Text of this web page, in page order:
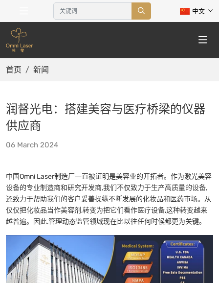
中文
首页 新闻
润督光电：搭建美容与医疗桥梁的仪器
供应商
06 March 2024
中国Omni Laser制造厂一直被证明是美容业的开拓者。作为激光美容
设备的专业制造商和研究开发商,我们不仅致力于生产高质量的设备,
还致力于帮助我们的客户妥善操纵不断发展的化妆品和医药市场。从
仅仅把化妆品当作美容剂,转变为把它们看作医疗设备,这种转变越来
越普遍。因此,管理动态监管领域现在比以往任何时候都更为关键。